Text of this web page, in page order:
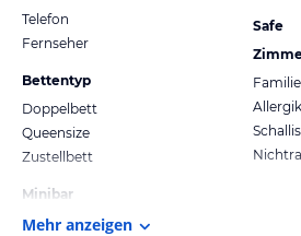
Telefon
Fernseher
Bettentyp
Doppelbett
Queensize
Zustellbett
Minibar
Safe
Mehr anzeigen